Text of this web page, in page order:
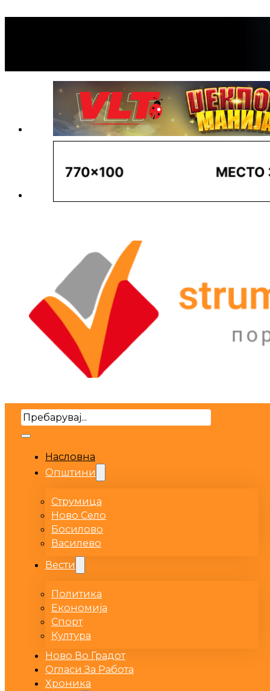
Search
Насловна
Општини
Струмица
Ново Село
Босилово
Василево
Вести
Политика
Економија
Спорт
Култура
Ново Во Градот
Огласи За Работа
Хроника